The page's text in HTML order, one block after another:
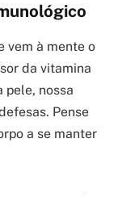
vem à mente o
da vitamina
pele, nossa
Pense
a se manter